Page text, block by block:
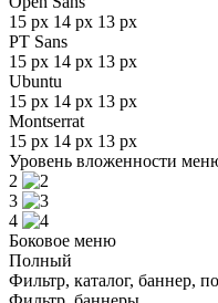
15 px 14 px 13 px
PT Sans
15 px 14 px 13 px
Ubuntu
15 px 14 px 13 px
Montserrat
15 px 14 px 13 px
Уровень вложенности
2
3
4
Боковое меню
Полный
Фильтр, каталог, баннер,